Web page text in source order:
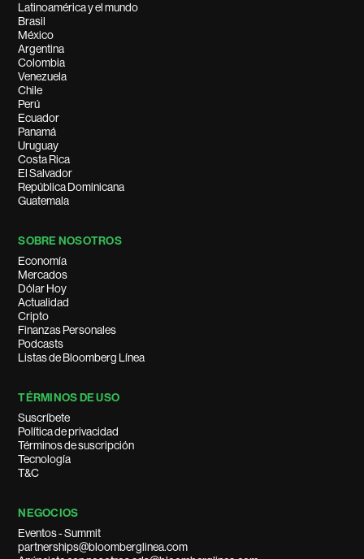
Latinoamérica y el mundo
Brasil
México
Argentina
Colombia
Venezuela
Chile
Perú
Ecuador
Panamá
Uruguay
Costa Rica
El Salvador
República Dominicana
Guatemala
SOBRE NOSOTROS
Economía
Mercados
Dólar Hoy
Actualidad
Cripto
Finanzas Personales
Podcasts
Listas de Bloomberg Línea
TÉRMINOS DE USO
Suscríbete
Política de privacidad
Términos de suscripción
Tecnología
T&C
NEGOCIOS
Eventos - Summit
partnerships@bloomberglinea.com